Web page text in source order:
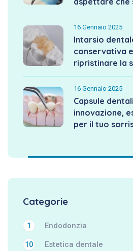
16 Gennaio 2025
Intarsio
conservativa
ripristinare la
16 Gennaio 2025
Capsule
innovazione,
per il tuo
Categorie
Endodonzia
1
Estetica dentale
10